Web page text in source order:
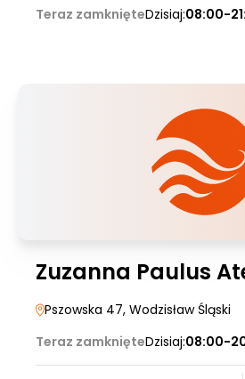
Teraz zamknięteDzisiaj:08:00-
Zuzanna Paulus
Pszowska 47, Wodzisław Śląski
Teraz zamknięteDzisiaj:08:00-